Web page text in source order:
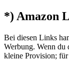
*) Amazon
Bei diesen Links
Werbung. Wenn du
kleine Provision;